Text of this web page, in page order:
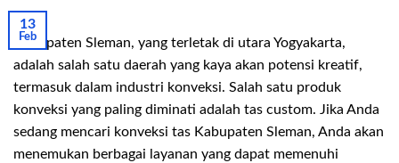
13
Feb
Kabupaten Sleman, yang terletak di utara Yogyakarta,
adalah salah satu daerah yang kaya akan potensi kreatif,
termasuk dalam industri konveksi. Salah satu produk
konveksi yang paling diminati adalah tas custom. Jika Anda
sedang mencari konveksi tas Kabupaten Sleman, Anda akan
menemukan berbagai layanan yang dapat memenuhi